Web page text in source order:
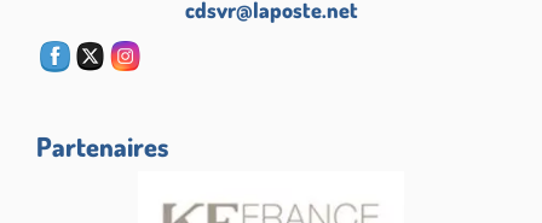
cdsvr@laposte.net
Partenaires